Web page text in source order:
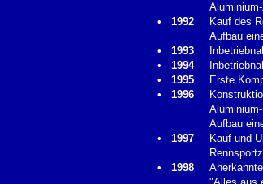
• 1992
Kauf des
Aufbau
• 1993
• 1994
• 1995
Erste
• 1996
Aufbau
• 1997
Kauf und
• 1998